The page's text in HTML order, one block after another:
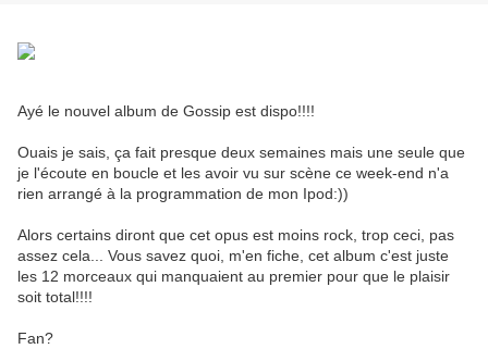
Ayé le nouvel album de Gossip est dispo!!!!
Ouais je sais, ça fait presque deux semaines mais une seule que
je l'écoute en boucle et les avoir vu sur scène ce week-end n'a
rien arrangé à la programmation de mon Ipod:))
Alors certains diront que cet opus est moins rock, trop ceci, pas
assez cela... Vous savez quoi, m'en fiche, cet album c'est juste
les 12 morceaux qui manquaient au premier pour que le plaisir
soit total!!!!
Fan?